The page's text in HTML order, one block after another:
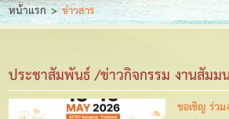
หน้าแรก ข่าวสาร
ประชาสัมพันธ์ /ข่าวกิจกรรม งานสัมม
ขอเชิญ ร่วม